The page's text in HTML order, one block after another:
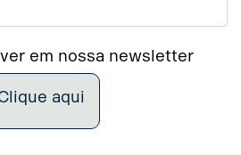
em nossa newsletter
aqui